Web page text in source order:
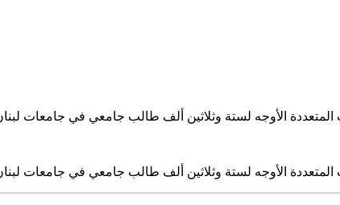
المتعددة الأوجه لستة وثلاثين ألف طالب جامعي في جامعات
المتعددة الأوجه لستة وثلاثين ألف طالب جامعي في جامعات